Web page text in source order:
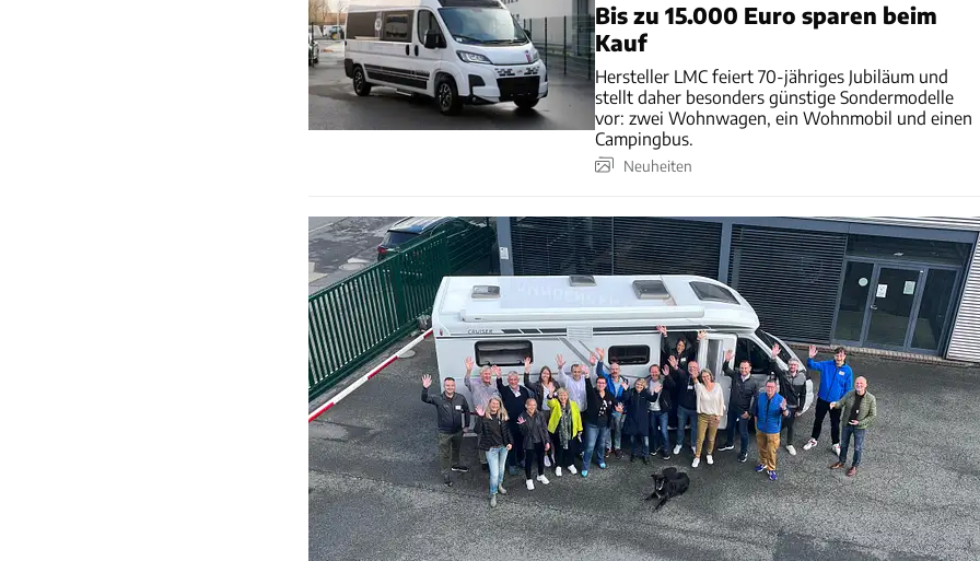
Bis zu 15.000 Euro sparen beim
Kauf
Hersteller LMC feiert 70-jähriges Jubiläum und
stellt daher besonders günstige Sondermodelle
vor: zwei Wohnwagen, ein Wohnmobil und einen
Campingbus.
Neuheiten